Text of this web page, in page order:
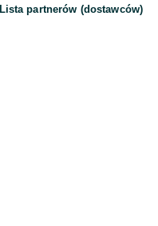
Lista partnerów (dostawców)